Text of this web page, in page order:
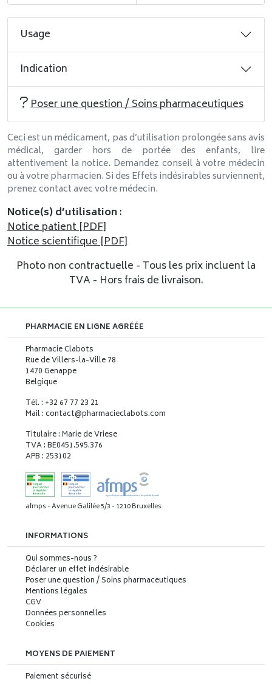
Usage
Indication
Poser une question / Soins pharmaceutiques
Ceci est un médicament, pas d’utilisation prolongée sans avis
médical, garder hors de portée des enfants, lire
attentivement la notice. Demandez conseil à votre médecin
ou à votre pharmacien. Si des Effets indésirables surviennent,
prenez contact avec votre médecin.
Notice(s) d’utilisation:
Notice patient [PDF]
Notice scientifique [PDF]
Photo non contractuelle - Tous les prix incluent la
TVA - Hors frais de livraison.
PHARMACIE EN LIGNE AGRÉÉE
Pharmacie Clabots
Rue de Villers-la-Ville 78
1470 Genappe
Belgique
Tél. : +32 67 77 23 21
Mail : contact@pharmacieclabots.com
Titulaire : Marie de Vriese
TVA : BE0451.595.376
APB : 253102
afmps - Avenue Galilée 5/3 - 1210 Bruxelles
INFORMATIONS
Qui sommes-nous ?
Déclarer un effet indésirable
Poser une question / Soins pharmaceutiques
Mentions légales
CGV
Données personnelles
Cookies
MOYENS DE PAIEMENT
Paiement sécurisé